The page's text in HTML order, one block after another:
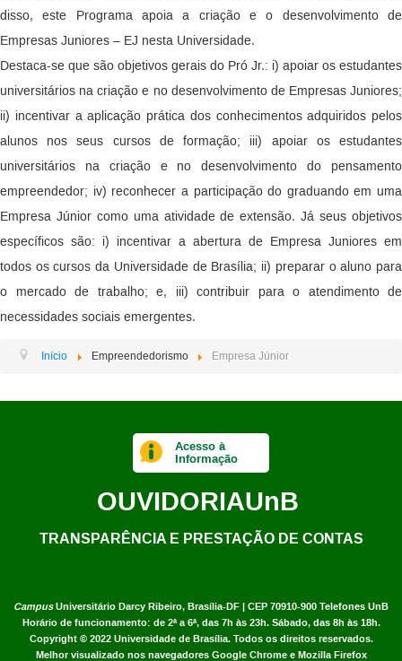
disso, este Programa apoia a criação e o desenvolvimento de
Empresas Juniores – EJ nesta Universidade.
Destaca-se que são objetivos gerais do Pró Jr.: i) apoiar os estudantes
universitários na criação e no desenvolvimento de Empresas Juniores;
ii) incentivar a aplicação prática dos conhecimentos adquiridos pelos
alunos nos seus cursos de formação; iii) apoiar os estudantes
universitários na criação e no desenvolvimento do pensamento
empreendedor; iv) reconhecer a participação do graduando em uma
Empresa Júnior como uma atividade de extensão. Já seus objetivos
específicos são: i) incentivar a abertura de Empresa Juniores em
todos os cursos da Universidade de Brasília; ii) preparar o aluno para
o mercado de trabalho; e, iii) contribuir para o atendimento de
necessidades sociais emergentes.
Início Empreendedorismo Empresa Júnior
CampusUniversitário Darcy Ribeiro, Brasília-DF | CEP 70910-900 Telefones UnB
Horário de funcionamento: de 2ª a 6ª, das 7h às 23h. Sábado, das 8h às 18h.
Copyright © 2022 Universidade de Brasília. Todos os direitos reservados.
Melhor visualizado nos navegadores Google Chrome e Mozilla Firefox
Acesso à
Informação
OUVIDORIAUnB
TRANSPARÊNCIA E PRESTAÇÃO DE CONTAS